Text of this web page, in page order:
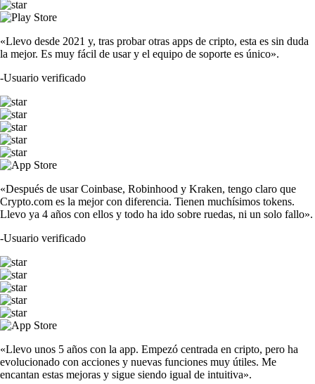
«Llevo desde 2021 y, tras probar otras apps de cripto, esta es sin duda
la mejor. Es muy fácil de usar y el equipo de soporte es único».
-Usuario verificado
«Después de usar Coinbase, Robinhood y Kraken, tengo claro que
Crypto.com es la mejor con diferencia. Tienen muchísimos tokens.
Llevo ya 4 años con ellos y todo ha ido sobre ruedas, ni un solo fallo».
-Usuario verificado
«Llevo unos 5 años con la app. Empezó centrada en cripto, pero ha
evolucionado con acciones y nuevas funciones muy útiles. Me
encantan estas mejoras y sigue siendo igual de intuitiva».